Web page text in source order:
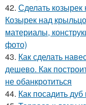
42. Сделать
Козырек над
материалы,
фото)
43. Как сделать
дешево. Как
не обанкротиться
44. Как посадить